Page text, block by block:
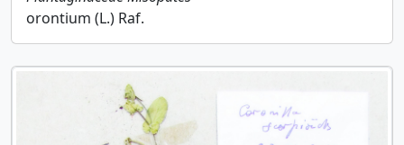
orontium (L.) Raf.